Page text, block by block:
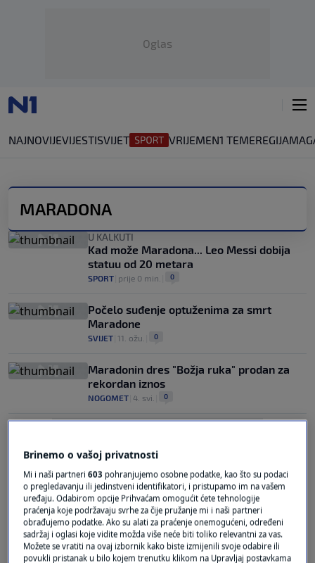
Oglas
NAJNOVIJEVIJESTISVIJET VRIJEMEN1 TEMEREGIJA
MARADONA
U KALKUTI
Kad može Maradona... Leo Messi dobija
statuu od 20 metara
SPORT prije 0 min. 0
Počelo suđenje optuženima za smrt
Maradone
SVIJET 11. ožu. 0
Maradonin dres "Božja ruka" prodan za
rekordan iznos
NOGOMET 4. svi. 0
Oglas
Brinemo o vašoj privatnosti
Mi i naši partneri603 pohranjujemo osobne podatke, kao što su podaci
o pregledavanju ili jedinstveni identifikatori, i pristupamo im na vašem
uređaju. Odabirom opcije Prihvaćam omogućit ćete tehnologije
praćenja koje podržavaju svrhe za čije pružanje mi i naši partneri
obrađujemo podatke. Ako su alati za praćenje onemogućeni, određeni
sadržaj i oglasi koje vidite možda više neće biti toliko relevantni za vas.
Možete se vratiti na ovaj izbornik kako biste izmijenili svoje odabire ili
povukli pristanak u bilo kojem trenutku klikom na Upravljaj postavkama